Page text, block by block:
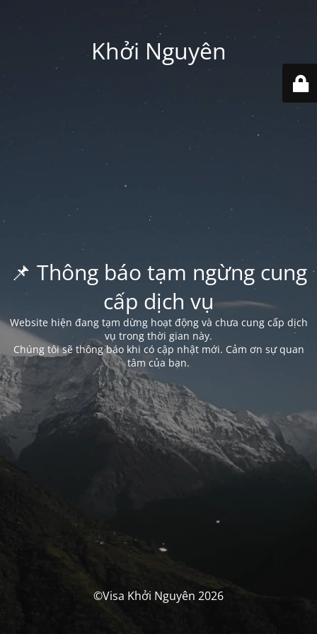
Khởi Nguyên
📌 Thông báo tạm ngừng cung
cấp dịch vụ
Website hiện đang tạm dừng hoạt động và chưa cung cấp dịch
vụ trong thời gian này.
Chúng tôi sẽ thông báo khi có cập nhật mới. Cảm ơn sự quan
tâm của bạn.
©Visa Khởi Nguyên 2026